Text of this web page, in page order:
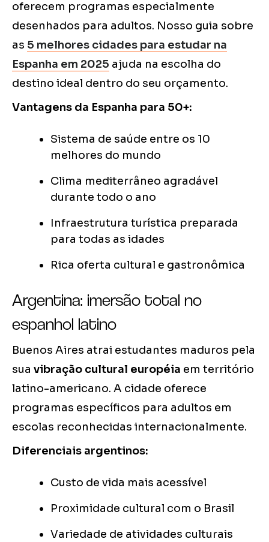
oferecem programas especialmente
desenhados para adultos. Nosso guia sobre
as 5 melhores cidades para estudar na
Espanha em 2025 ajuda na escolha do
destino ideal dentro do seu orçamento.
Vantagens da Espanha para 50+:
Sistema de saúde entre os 10
melhores do mundo
Clima mediterrâneo agradável
durante todo o ano
Infraestrutura turística preparada
para todas as idades
Rica oferta cultural e gastronômica
Argentina: imersão total no
espanhol latino
Buenos Aires atrai estudantes maduros pela
sua vibração cultural européia em território
latino-americano. A cidade oferece
programas específicos para adultos em
escolas reconhecidas internacionalmente.
Diferenciais argentinos:
Custo de vida mais acessível
Proximidade cultural com o Brasil
Variedade de atividades culturais